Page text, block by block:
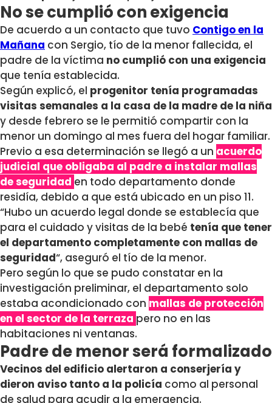
No se cumplió con exigencia
De acuerdo a un contacto que tuvo Contigo en la
Mañana con Sergio, tío de la menor fallecida, el
padre de la víctima no cumplió con una exigencia
que tenía establecida.
Según explicó, el progenitor tenía programadas
visitas semanales a la casa de la madre de la niña
y desde febrero se le permitió compartir con la
menor un domingo al mes fuera del hogar familiar.
Previo a esa determinación se llegó a un acuerdo
judicial que obligaba al padre a instalar mallas
de seguridad en todo departamento donde
residía, debido a que está ubicado en un piso 11.
“Hubo un acuerdo legal donde se establecía que
para el cuidado y visitas de la bebé tenía que tener
el departamento completamente con mallas de
seguridad“, aseguró el tío de la menor.
Pero según lo que se pudo constatar en la
investigación preliminar, el departamento solo
estaba acondicionado con mallas de protección
en el sector de la terraza pero no en las
habitaciones ni ventanas.
Padre de menor será formalizado
Vecinos del edificio alertaron a conserjería y
dieron aviso tanto a la policía como al personal
de salud para acudir a la emergencia.